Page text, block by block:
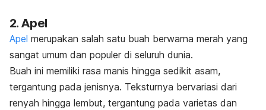
2. Apel
Apel merupakan salah satu buah berwarna merah yang
sangat umum dan populer di seluruh dunia.
Buah ini memiliki rasa manis hingga sedikit asam,
tergantung pada jenisnya. Teksturnya bervariasi dari
renyah hingga lembut, tergantung pada varietas dan